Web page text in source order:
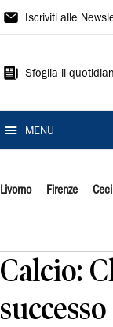
Il
Iscriviti alle
Sfoglia il
MENU
Livorno Firenze
Calcio: